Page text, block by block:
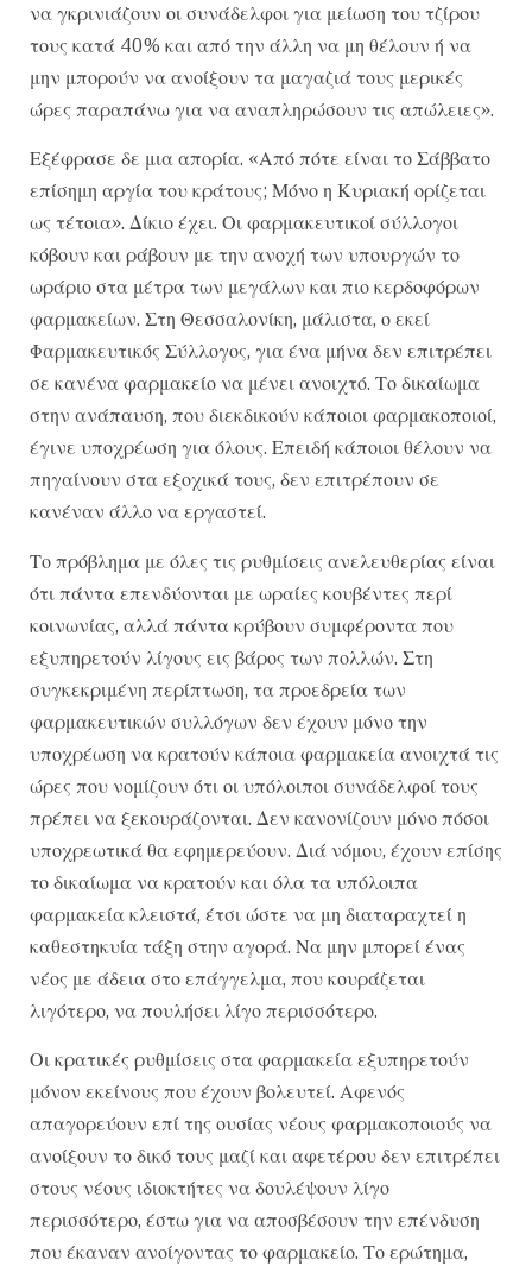
να γκρινιάζουν οι συνάδελφοι για μείωση του τζίρου
τους κατά 40% και από την άλλη να μη θέλουν ή να
μην μπορούν να ανοίξουν τα μαγαζιά τους μερικές
ώρες παραπάνω για να αναπληρώσουν τις απώλειες».
Εξέφρασε δε μια απορία. «Από πότε είναι το Σάββατο
επίσημη αργία του κράτους; Μόνο η Κυριακή ορίζεται
ως τέτοια». Δίκιο έχει. Οι φαρμακευτικοί σύλλογοι
κόβουν και ράβουν με την ανοχή των υπουργών το
ωράριο στα μέτρα των μεγάλων και πιο κερδοφόρων
φαρμακείων. Στη Θεσσαλονίκη, μάλιστα, ο εκεί
Φαρμακευτικός Σύλλογος, για ένα μήνα δεν επιτρέπει
σε κανένα φαρμακείο να μένει ανοιχτό. Το δικαίωμα
στην ανάπαυση, που διεκδικούν κάποιοι φαρμακοποιοί,
έγινε υποχρέωση για όλους. Επειδή κάποιοι θέλουν να
πηγαίνουν στα εξοχικά τους, δεν επιτρέπουν σε
κανέναν άλλο να εργαστεί.
Το πρόβλημα με όλες τις ρυθμίσεις ανελευθερίας είναι
ότι πάντα επενδύονται με ωραίες κουβέντες περί
κοινωνίας, αλλά πάντα κρύβουν συμφέροντα που
εξυπηρετούν λίγους εις βάρος των πολλών. Στη
συγκεκριμένη περίπτωση, τα προεδρεία των
φαρμακευτικών συλλόγων δεν έχουν μόνο την
υποχρέωση να κρατούν κάποια φαρμακεία ανοιχτά τις
ώρες που νομίζουν ότι οι υπόλοιποι συνάδελφοί τους
πρέπει να ξεκουράζονται. Δεν κανονίζουν μόνο πόσοι
υποχρεωτικά θα εφημερεύουν. Διά νόμου, έχουν επίσης
το δικαίωμα να κρατούν και όλα τα υπόλοιπα
φαρμακεία κλειστά, έτσι ώστε να μη διαταραχτεί η
καθεστηκυία τάξη στην αγορά. Να μην μπορεί ένας
νέος με άδεια στο επάγγελμα, που κουράζεται
λιγότερο, να πουλήσει λίγο περισσότερο.
Οι κρατικές ρυθμίσεις στα φαρμακεία εξυπηρετούν
μόνον εκείνους που έχουν βολευτεί. Αφενός
απαγορεύουν επί της ουσίας νέους φαρμακοποιούς να
ανοίξουν το δικό τους μαζί και αφετέρου δεν επιτρέπει
στους νέους ιδιοκτήτες να δουλέψουν λίγο
περισσότερο, έστω για να αποσβέσουν την επένδυση
που έκαναν ανοίγοντας το φαρμακείο. Το ερώτημα,